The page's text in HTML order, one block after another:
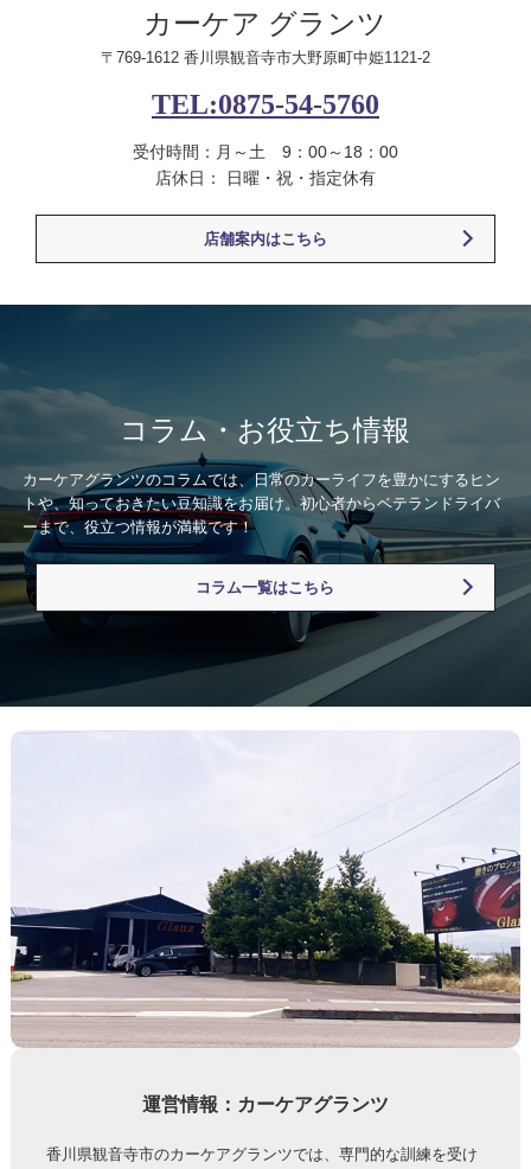
カーケア グランツ
〒769-1612 香川県観音寺市大野原町中姫1121-2
TEL:0875-54-5760
受付時間：月～土 9：00～18：00
店休日： 日曜・祝・指定休有
店舗案内はこちら
コラム・お役立ち情報
カーケアグランツのコラムでは、日常のカーライフを豊かにするヒン
トや、知っておきたい豆知識をお届け。初心者からベテランドライバ
ーまで、役立つ情報が満載です！
コラム一覧はこちら
運営情報：カーケアグランツ
香川県観音寺市のカーケアグランツでは、専門的な訓練を受け